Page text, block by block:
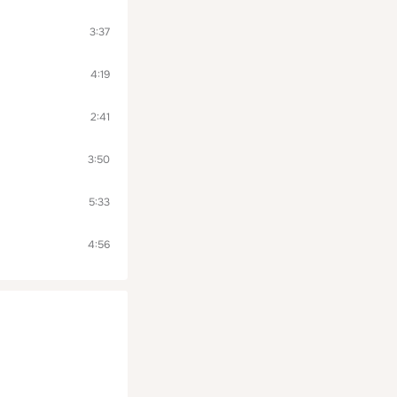
3:37
4:19
2:41
3:50
5:33
4:56